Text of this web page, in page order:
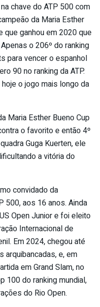
chave do ATP 500 com
da Maria Esther
que ganhou em 2020 que
o 206º do ranking
para vencer o espanhol
90 no ranking da ATP.
o jogo mais longo da
Maria Esther Bueno Cup
o favorito e então 4º
Guga Kuerten, ele
a vitória do
convidado da
500, aos 16 anos. Ainda
Open Junior e foi eleito
Internacional de
Em 2024, chegou até
arquibancadas, e, em
em Grand Slam, no
100 do ranking mundial,
do Rio Open.